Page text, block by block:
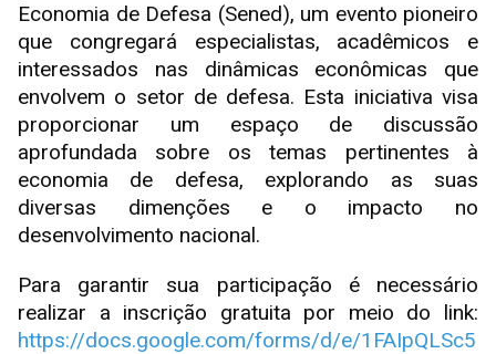
Economia de Defesa (Sened), um evento pioneiro
que congregará especialistas, acadêmicos e
interessados nas dinâmicas econômicas que
envolvem o setor de defesa. Esta iniciativa visa
proporcionar um espaço de discussão
aprofundada sobre os temas pertinentes à
economia de defesa, explorando as suas
diversas dimenções e o impacto no
desenvolvimento nacional.
Para garantir sua participação é necessário
realizar a inscrição gratuita por meio do link:
https://docs.google.com/forms/d/e/1FAIpQLSc5